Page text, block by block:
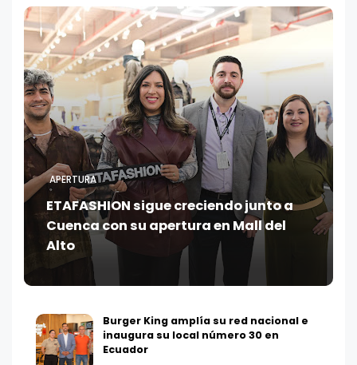
APERTURA
ETAFASHION sigue creciendo junto a
Cuenca con su apertura en Mall del
Alto
Burger King amplía su red nacional e
inaugura su local número 30 en
Ecuador